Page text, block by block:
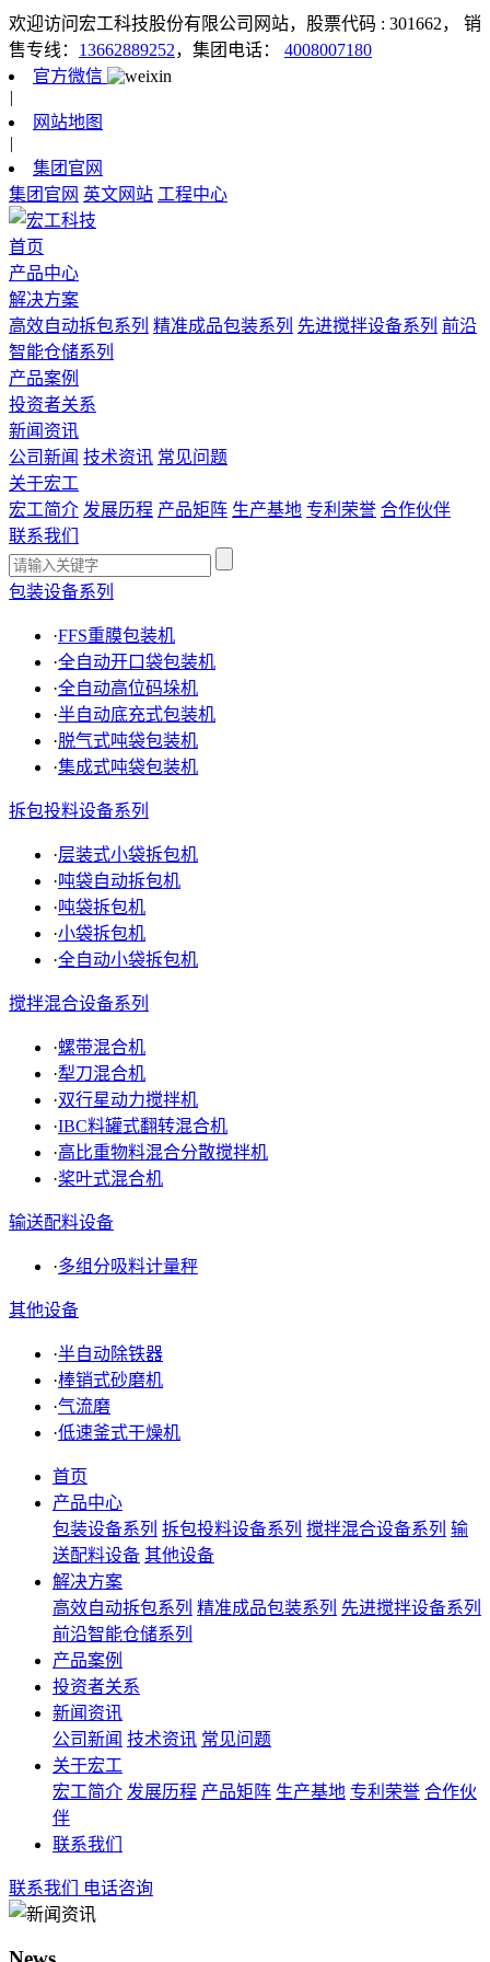
欢迎访问宏工科技股份有限公司网站，股票代码 : 301662，
销
售专线： 13662889252，集团电话： 4008007180
官方微信
|
网站地图
|
集团官网
集团官网 英文网站 工程中心
首页
产品中心
解决方案
高效自动拆包系列 精准成品包装系列 先进搅拌设备系列 前沿
智能仓储系列
产品案例
投资者关系
新闻资讯
公司新闻 技术资讯 常见问题
关于宏工
宏工简介 发展历程 产品矩阵 生产基地 专利荣誉 合作伙伴
联系我们
包装设备系列
·FFS重膜包装机
·全自动开口袋包装机
·全自动高位码垛机
·半自动底充式包装机
·脱气式吨袋包装机
·集成式吨袋包装机
拆包投料设备系列
·层装式小袋拆包机
·吨袋自动拆包机
·吨袋拆包机
·小袋拆包机
·全自动小袋拆包机
搅拌混合设备系列
·螺带混合机
·犁刀混合机
·双行星动力搅拌机
·IBC料罐式翻转混合机
·高比重物料混合分散搅拌机
·桨叶式混合机
输送配料设备
·多组分吸料计量秤
其他设备
·半自动除铁器
·棒销式砂磨机
·气流磨
·低速釜式干燥机
首页
产品中心
包装设备系列 拆包投料设备系列 搅拌混合设备系列 输
送配料设备 其他设备
解决方案
高效自动拆包系列 精准成品包装系列 先进搅拌设备系列
前沿智能仓储系列
产品案例
投资者关系
新闻资讯
公司新闻 技术资讯 常见问题
关于宏工
宏工简介 发展历程 产品矩阵 生产基地 专利荣誉 合作伙
伴
联系我们
联系我们 电话咨询